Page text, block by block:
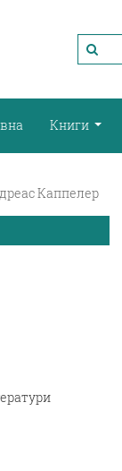
Книги
Каппелер